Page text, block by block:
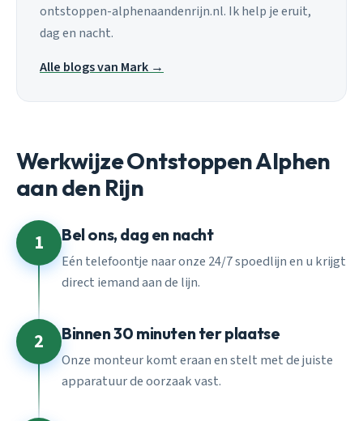
ontstoppen-alphenaandenrijn.nl. Ik help je eruit,
dag en nacht.
Alle blogs van Mark →
Werkwijze Ontstoppen Alphen
aan den Rijn
1 Bel ons, dag en nacht
Eén telefoontje naar onze 24/7 spoedlijn en u krijgt
direct iemand aan de lijn.
2 Binnen 30 minuten ter plaatse
Onze monteur komt eraan en stelt met de juiste
apparatuur de oorzaak vast.